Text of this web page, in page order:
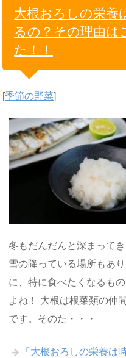
大根おろしの栄養
るの？その理由は
た！！
[季節の野菜]
冬もだんだんと深まって
雪の降っている場所もあ
に、特に食べたくなるも
よね！ 大根は根菜類の仲
です。そのた・・・
「大根おろしの栄養は